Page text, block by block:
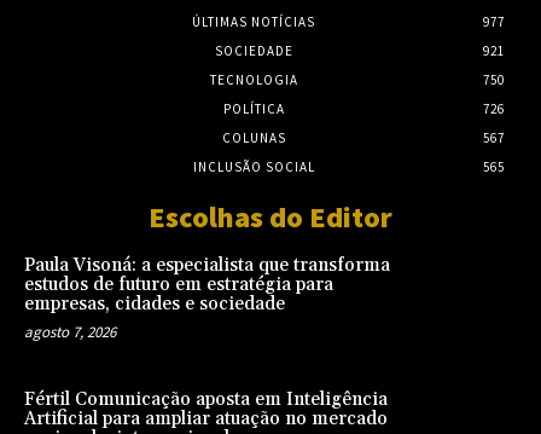
ÚLTIMAS NOTÍCIAS
977
SOCIEDADE
921
TECNOLOGIA
750
POLÍTICA
726
COLUNAS
567
INCLUSÃO SOCIAL
565
Escolhas do Editor
Paula Visoná: a especialista que transforma
estudos de futuro em estratégia para
empresas, cidades e sociedade
agosto 7, 2026
Fértil Comunicação aposta em Inteligência
Artificial para ampliar atuação no mercado